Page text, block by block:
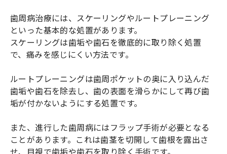
歯周病治療には、スケーリングやルートプレーニング
といった基本的な処置があります。
スケーリングは歯垢や歯石を徹底的に取り除く処置
で、痛みを感じにくい方法です。
ルートプレーニングは歯周ポケットの奥に入り込んだ
歯垢や歯石を除去し、歯の表面を滑らかにして再び歯
垢が付かないようにする処置です。
また、進行した歯周病にはフラップ手術が必要となる
ことがあります。これは歯茎を切開して歯根を露出さ
せ、目視で歯垢や歯石を取り除く手術です。